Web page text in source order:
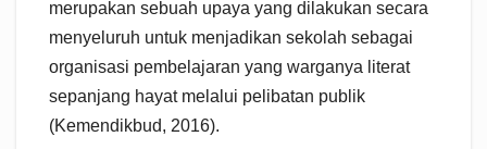
merupakan sebuah upaya yang dilakukan secara
menyeluruh untuk menjadikan sekolah sebagai
organisasi pembelajaran yang warganya literat
sepanjang hayat melalui pelibatan publik
(Kemendikbud, 2016).